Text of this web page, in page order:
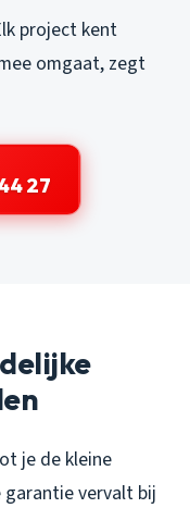
project kent
omgaat, zegt
27
je de kleine
vervalt bij